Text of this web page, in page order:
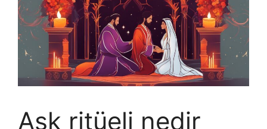
Aşk ritüeli nedir